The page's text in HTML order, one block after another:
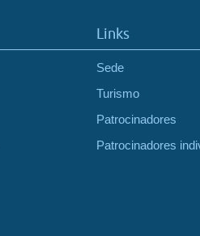
Links
Sede
Turismo
Patrocinadores
Patrocinadores